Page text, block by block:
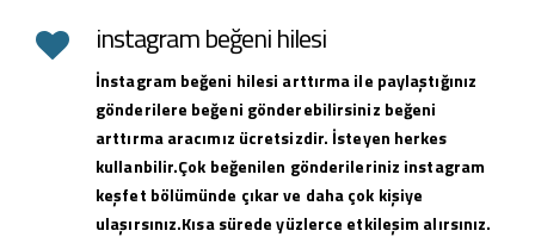
instagram beğeni hilesi
İnstagram beğeni hilesi arttırma ile paylaştığınız
gönderilere beğeni gönderebilirsiniz beğeni
arttırma aracımız ücretsizdir. İsteyen herkes
kullanbilir.Çok beğenilen gönderileriniz instagram
keşfet bölümünde çıkar ve daha çok kişiye
ulaşırsınız.Kısa sürede yüzlerce etkileşim alırsınız.